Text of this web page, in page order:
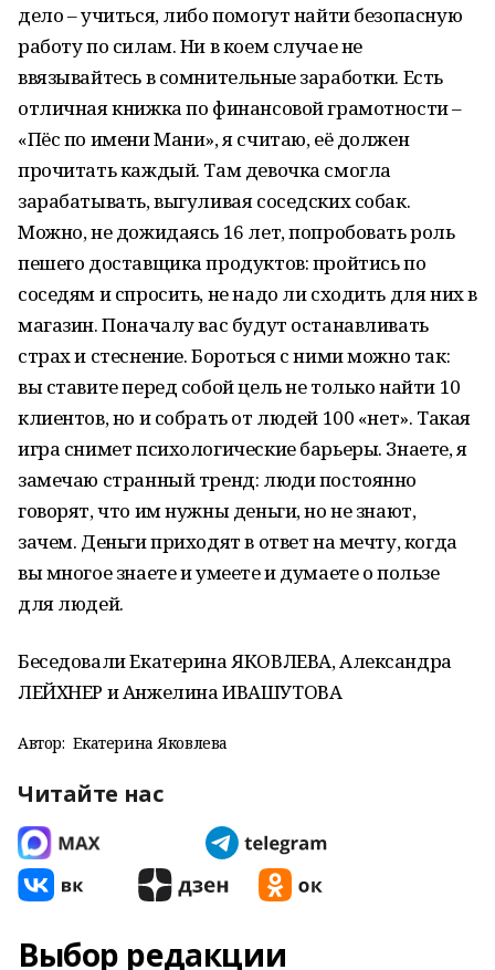
дело – учиться, либо помогут найти безопасную
работу по силам. Ни в коем случае не
ввязывайтесь в сомнительные заработки. Есть
отличная книжка по финансовой грамотности –
«Пёс по имени Мани», я считаю, её должен
прочитать каждый. Там девочка смогла
зарабатывать, выгуливая соседских собак.
Можно, не дожидаясь 16 лет, попробовать роль
пешего доставщика продуктов: пройтись по
соседям и спросить, не надо ли сходить для них в
магазин. Поначалу вас будут останавливать
страх и стеснение. Бороться с ними можно так:
вы ставите перед собой цель не только найти 10
клиентов, но и собрать от людей 100 «нет». Такая
игра снимет психологические барьеры. Знаете, я
замечаю странный тренд: люди постоянно
говорят, что им нужны деньги, но не знают,
зачем. Деньги приходят в ответ на мечту, когда
вы многое знаете и умеете и думаете о пользе
для людей.
Беседовали Екатерина ЯКОВЛЕВА, Александра
ЛЕЙХНЕР и Анжелина ИВАШУТОВА
Автор: Екатерина Яковлева
Читайте нас
Выбор редакции